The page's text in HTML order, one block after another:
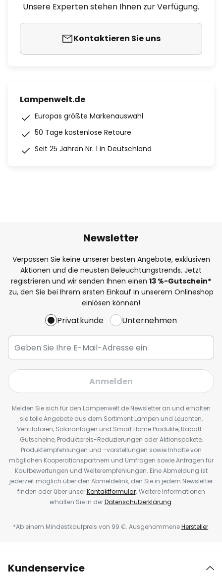
Unsere Experten stehen Ihnen zur Verfügung.
Kontaktieren Sie uns
Lampenwelt.de
Europas größte Markenauswahl
50 Tage kostenlose Retoure
Seit 25 Jahren Nr. 1 in Deutschland
Newsletter
Verpassen Sie keine unserer besten Angebote, exklusiven
Aktionen und die neusten Beleuchtungstrends. Jetzt
registrieren und wir senden Ihnen einen 13 %-Gutschein*
zu, den Sie bei Ihrem ersten Einkauf in unserem Onlineshop
einlösen können!
Privatkunde Unternehmen
Anmelden
Melden Sie sich für den Lampenwelt.de Newsletter an und erhalten
sie tolle Angebote aus dem Sortiment Lampen und Leuchten,
Ventilatoren, Solaranlagen und Smart Home Produkte, Rabatt-
Gutscheine, Produktpreis-Reduzierungen oder Aktionspakete,
Produktempfehlungen und -vorstellungen sowie Inhalte von
möglichen Kooperationspartnern und Umfragen sowie Anfragen für
Kaufbewertungen und Weiterempfehlungen. Eine Abmeldung ist
jederzeit möglich über den Abmeldelink, den Sie in jedem Newsletter
finden oder über unserKontaktformular. Weitere Informationen
erhalten Sie in derDatenschutzerklärung.
*Ab einem Mindestkaufpreis von 99 €. AusgenommeneHersteller.
Kundenservice